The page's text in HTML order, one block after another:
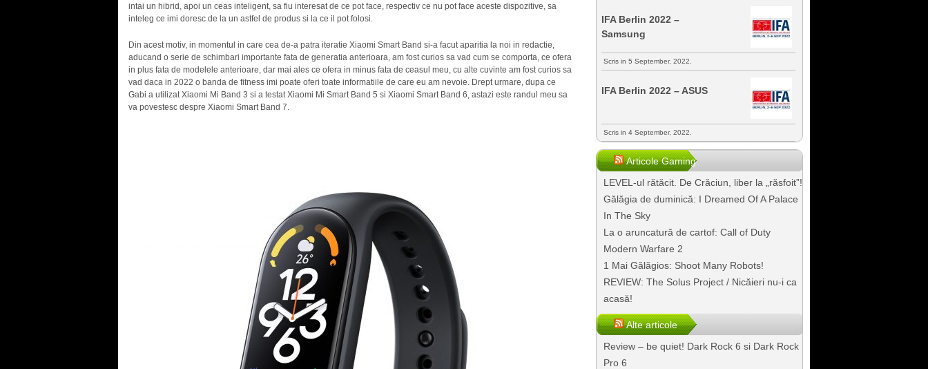
intai un hibrid, apoi un ceas inteligent, sa fiu interesat de ce pot face, respectiv ce nu pot face aceste dispozitive, sa
inteleg ce imi doresc de la un astfel de produs si la ce il pot folosi.
Din acest motiv, in momentul in care cea de-a patra iteratie Xiaomi Smart Band si-a facut aparitia la noi in redactie,
aducand o serie de schimbari importante fata de generatia anterioara, am fost curios sa vad cum se comporta, ce ofera
in plus fata de modelele anterioare, dar mai ales ce ofera in minus fata de ceasul meu, cu alte cuvinte am fost curios sa
vad daca in 2022 o banda de fitness imi poate oferi toate informatiile de care eu am nevoie. Drept urmare, dupa ce
Gabi a utilizat Xiaomi Mi Band 3 si a testat Xiaomi Mi Smart Band 5 si Xiaomi Smart Band 6, astazi este randul meu sa
va povestesc despre Xiaomi Smart Band 7.
IFA Berlin 2022 –
Samsung
Scris in 5 September, 2022.
IFA Berlin 2022 – ASUS
Scris in 4 September, 2022.
Articole Gaming
LEVEL-ul rătăcit. De Crăciun, liber la „răsfoit”!
Gălăgia de duminică: I Dreamed Of A Palace
In The Sky
La o aruncatură de cartof: Call of Duty
Modern Warfare 2
1 Mai Gălăgios: Shoot Many Robots!
REVIEW: The Solus Project / Nicăieri nu-i ca
acasă!
Alte articole
Review – be quiet! Dark Rock 6 si Dark Rock
Pro 6